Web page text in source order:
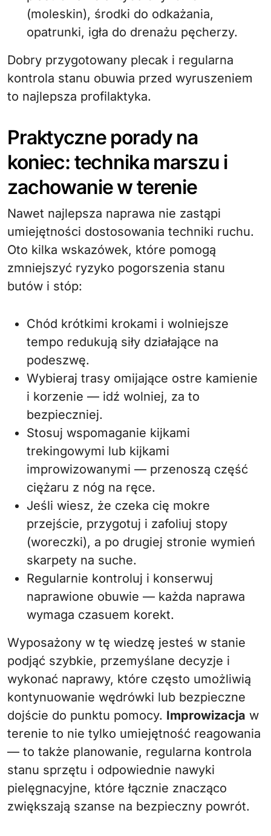
(moleskin), środki do odkażania,
opatrunki, igła do drenażu pęcherzy.
Dobry przygotowany plecak i regularna
kontrola stanu obuwia przed wyruszeniem
to najlepsza profilaktyka.
Praktyczne porady na
koniec: technika marszu i
zachowanie w terenie
Nawet najlepsza naprawa nie zastąpi
umiejętności dostosowania techniki ruchu.
Oto kilka wskazówek, które pomogą
zmniejszyć ryzyko pogorszenia stanu
butów i stóp:
Chód krótkimi krokami i wolniejsze
tempo redukują siły działające na
podeszwę.
Wybieraj trasy omijające ostre kamienie
i korzenie — idź wolniej, za to
bezpieczniej.
Stosuj wspomaganie kijkami
trekingowymi lub kijkami
improwizowanymi — przenoszą część
ciężaru z nóg na ręce.
Jeśli wiesz, że czeka cię mokre
przejście, przygotuj i zafoliuj stopy
(woreczki), a po drugiej stronie wymień
skarpety na suche.
Regularnie kontroluj i konserwuj
naprawione obuwie — każda naprawa
wymaga czasuem korekt.
Wyposażony w tę wiedzę jesteś w stanie
podjąć szybkie, przemyślane decyzje i
wykonać naprawy, które często umożliwią
kontynuowanie wędrówki lub bezpieczne
dojście do punktu pomocy. Improwizacja w
terenie to nie tylko umiejętność reagowania
— to także planowanie, regularna kontrola
stanu sprzętu i odpowiednie nawyki
pielęgnacyjne, które łącznie znacząco
zwiększają szanse na bezpieczny powrót.